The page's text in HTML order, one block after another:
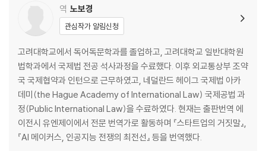
28장 입증 기준
29장 곱의 법칙
30장 기저율
31장 가치와 시장
역 노보경
관심작가 알림신청
고려대학교에서 독어독문학과를 졸업하고, 고려대학교 일반대학원
법학과에서 국제법 전공 석사과정을 수료했다. 이후 외교통상부 조약
국 국제협약과 인턴으로 근무하였고, 네덜란드 헤이그 국제법 아카
데미(the Hague Academy of International Law) 국제공법 과
정(Public International Law)을 수료하였다. 현재는 출판번역 에
이전시 유엔제이에서 전문 번역가로 활동하며 『스타트업의 거짓말』,
『AI 메이커스, 인공지능 전쟁의 최전선』 등을 번역했다.